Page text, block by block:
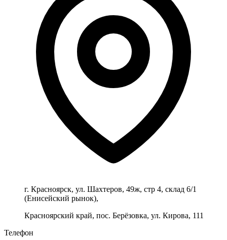
г. Красноярск, ул. Шахтеров, 49ж, стр 4, склад 6/1
(Енисейский рынок),
Красноярский край, пос. Берёзовка, ул. Кирова, 111
Телефон